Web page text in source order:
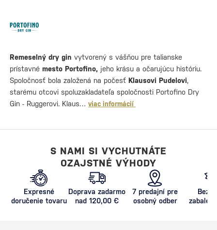
Remeselný dry gin vytvorený s vášňou pre talianske
prístavné mesto Portofino, jeho krásu a očarujúcu históriu.
Spoločnosť bola založená na počesť Klausovi Pudelovi,
starému otcovi spoluzakladateľa spoločnosti Portofino Dry
Gin - Ruggerovi. Klaus… viac informácií
S NAMI SI VYCHUTNÁTE
OZAJSTNÉ VÝHODY
Expresné
doručenie tovaru
Doprava zadarmo
nad 120,00 €
7 predajní pre
osobný odber